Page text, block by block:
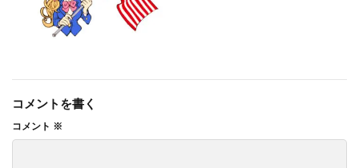
コメントを書く
コメント ※